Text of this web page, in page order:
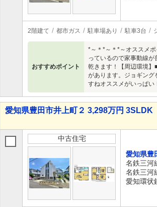
2階建て 都市ガス 駐車場あり 駐車3台
おすすめポイント
*～＊*～＊*～オススメ
っているので家事動線
乾きます！【周辺環境】
があります。ジョギング
すねオススメがいっぱ
愛知県豊田市井上町２ 3,298万円 3SLDK
中古住宅
愛知県豊
名鉄三河
名鉄三河
愛知環状